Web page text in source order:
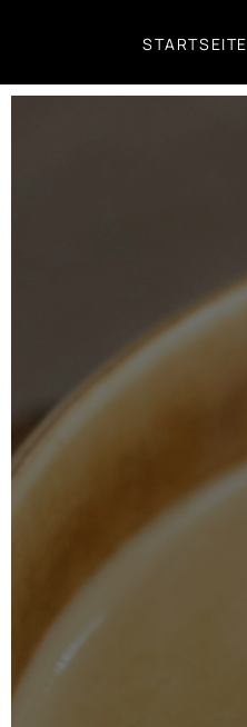
Inhalt
STARTSEITE